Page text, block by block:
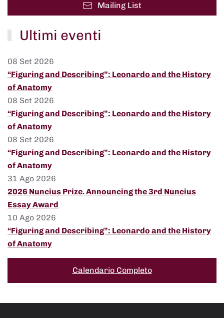
Mailing List
Ultimi eventi
08 Set 2026
“Figuring and Describing”: Leonardo and the History
of Anatomy
08 Set 2026
“Figuring and Describing”: Leonardo and the History
of Anatomy
08 Set 2026
“Figuring and Describing”: Leonardo and the History
of Anatomy
31 Ago 2026
2026 Nuncius Prize. Announcing the 3rd Nuncius
Essay Award
10 Ago 2026
“Figuring and Describing”: Leonardo and the History
of Anatomy
Calendario Completo